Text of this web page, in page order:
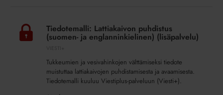
Lattiakaivon
puhdistus
englanninkielinen)
Tiedotemalli: Lattiakaivon puhdistus
(suomen- ja englanninkielinen) (lisäpalvelu)
Tukkeumien ja vesivahinkojen välttämiseksi tiedote
muistuttaa lattiakaivojen puhdistamisesta ja avaamisesta.
Tiedotemalli kuuluu Viestiplus-palveluun (Viesti+).